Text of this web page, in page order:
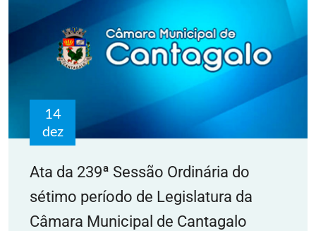
14
dez
Ata da 239ª Sessão Ordinária do
sétimo período de Legislatura da
Câmara Municipal de Cantagalo